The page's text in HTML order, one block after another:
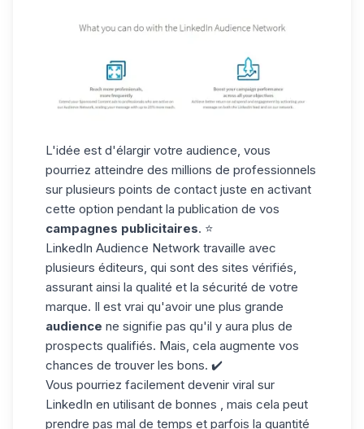
L'idée est d'élargir votre audience, vous
pourriez atteindre des millions de professionnels
sur plusieurs points de contact juste en activant
cette option pendant la publication de vos
campagnes publicitaires. ⭐️
LinkedIn Audience Network travaille avec
plusieurs éditeurs, qui sont des sites vérifiés,
assurant ainsi la qualité et la sécurité de votre
marque. Il est vrai qu'avoir une plus grande
audience ne signifie pas qu'il y aura plus de
prospects qualifiés. Mais, cela augmente vos
chances de trouver les bons. ✔️
Vous pourriez facilement devenir viral sur
LinkedIn en utilisant de bonnes , mais cela peut
prendre pas mal de temps et parfois la quantité